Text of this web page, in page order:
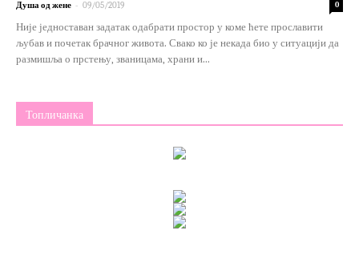
Душа од жене - 09/05/2019 0
Није једноставан задатак одабрати простор у коме ћете прославити
љубав и почетак брачног живота. Свако ко је некада био у ситуацији да
размишља о прстењу, званицама, храни и...
Топличанка